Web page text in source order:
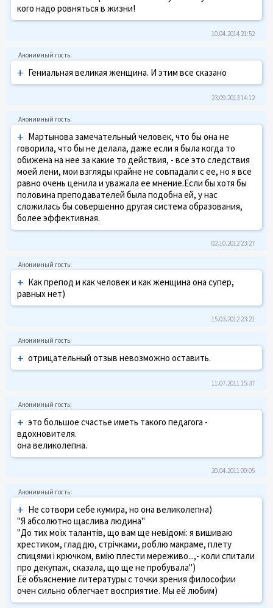
кого надо ровняться в жизни!
10.04.2014 21:52
+ Гениальная великая женщина. И этим все сказано
23.09.2013 14:12
+ Мартынова замечательный человек, что бы она не
говорила, что бы не делала, даже если я была когда то
обижена на нее за какие то действия, - все это следствия
моей лени, мои взгляды крайне не совпадали с ее, но я все
равно очень ценила и уважала ее мнение.Если бы хотя бы
половина преподавателей была подобна ей, у нас
сложилась бы совершенно другая система образования,
более эффективная.
02.10.2012 23:27
+ Как препод и как человек и как женщина она супер,
равных нет)
15.03.2012 23:21
+ отрицательный отзыв невозможно оставить.
11.07.2011 15:37
+ это большое счастье иметь такого педагога -
вдохновителя.
она великолепна.
20.04.2011 00:05
+ Не сотвори себе кумира, но она великолепна)
"Я абсолютно щаслива людина"
"До тих моїх талантів, що вам ще невідомі: я вишиваю
хрестиком, гладдю, стрічками, роблю макраме, плету
спицями і крючком, вмію плести мереживо...,- коли спитали
про декупаж, сказала, що ще не пробувала")
Её объяснение литературы с точки зрения философии
очен сильно облегчает восприятие. Мы её любим)